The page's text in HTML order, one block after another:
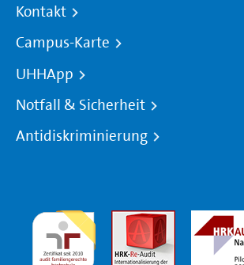
Kontakt
Campus-Karte
UHHApp
Notfall & Sicherheit
Antidiskriminierung